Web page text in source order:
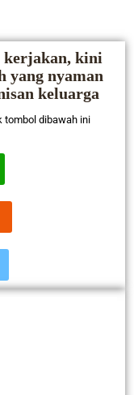
kerjakan, kini
yang nyaman
keluarga
tombol dibawah ini